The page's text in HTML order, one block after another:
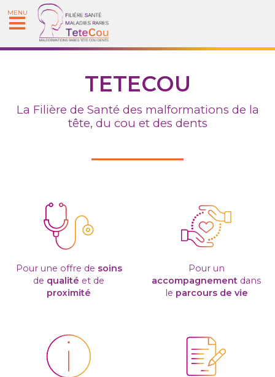
MENU
TETECOU
La Filière de Santé des malformations de la
tête, du cou et des dents
Pour une offre de soins
de qualité et de
proximité
Pour un
accompagnement dans
le parcours de vie